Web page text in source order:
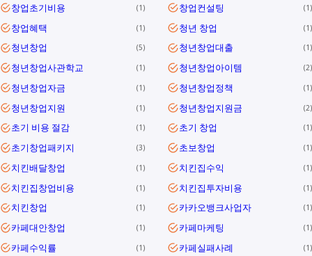
창업초기비용 1 창업컨설팅 1
창업혜택 1 청년 창업 1
청년창업 5 청년창업대출 1
청년창업사관학교 1 청년창업아이템 2
청년창업자금 1 청년창업정책 1
청년창업지원 1 청년창업지원금 2
초기 비용 절감 1 초기 창업 1
초기창업패키지 3 초보창업 1
치킨배달창업 1 치킨집수익 1
치킨집창업비용 1 치킨집투자비용 1
치킨창업 1 카카오뱅크사업자 1
카페대안창업 1 카페마케팅 1
카페수익률 1 카페실패사례 1